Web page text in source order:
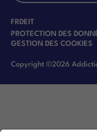
Copyright ©2026
FRDEIT
PROTECTION DES
GESTION DES COOKIES